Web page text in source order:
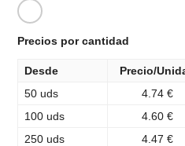
Precios por cantidad
Desde Precio/
50 uds
4.74 €
100 uds
4.60 €
250 uds
4.47 €